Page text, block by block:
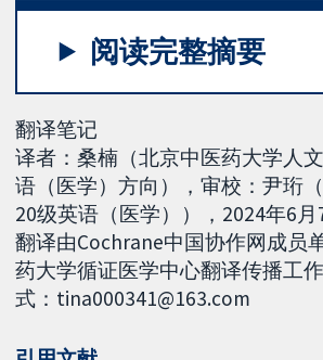
阅读完整摘要
翻译笔记
译者：桑楠（北京中医药大学人
语（医学）方向），审校：尹珩
20级英语（医学）），2024年6
翻译由Cochrane中国协作网成员
药大学循证医学中心翻译传播工
式：tina000341@163.com